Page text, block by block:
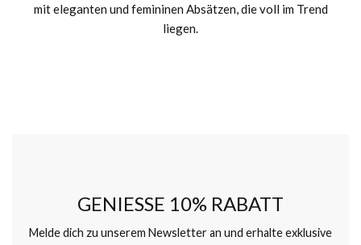
mit eleganten und femininen Absätzen, die voll im Trend
liegen.
GENIESSE 10% RABATT
Melde dich zu unserem Newsletter an und erhalte exklusive